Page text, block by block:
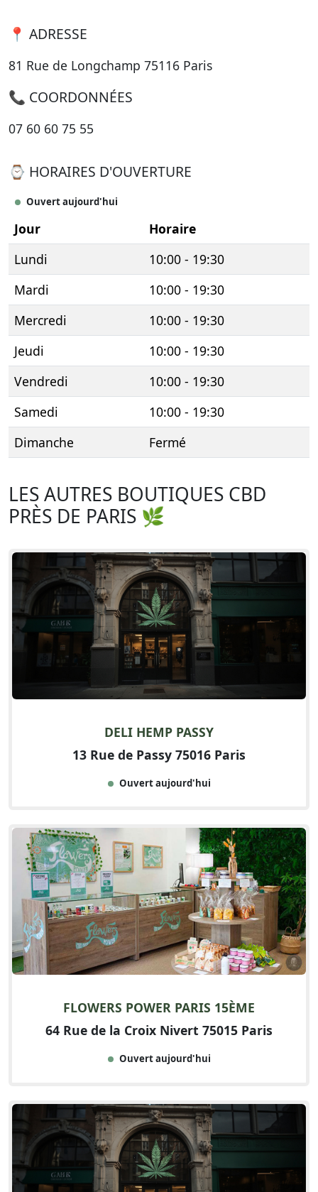
📍 ADRESSE
81 Rue de Longchamp 75116 Paris
📞 COORDONNÉES
07 60 60 75 55
⌚ HORAIRES D'OUVERTURE
Ouvert aujourd'hui
Jour
Horaire
Lundi
10:00 - 19:30
Mardi
10:00 - 19:30
Mercredi
10:00 - 19:30
Jeudi
10:00 - 19:30
Vendredi
10:00 - 19:30
Samedi
10:00 - 19:30
Dimanche
Fermé
LES AUTRES BOUTIQUES CBD
PRÈS DE PARIS 🌿
DELI HEMP PASSY
13 Rue de Passy 75016 Paris
Ouvert aujourd'hui
FLOWERS POWER PARIS 15ÈME
64 Rue de la Croix Nivert 75015 Paris
Ouvert aujourd'hui